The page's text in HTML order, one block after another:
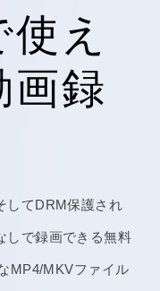
使え
録
してDRM保護され
しで録画できる無料
MP4/MKVファイル